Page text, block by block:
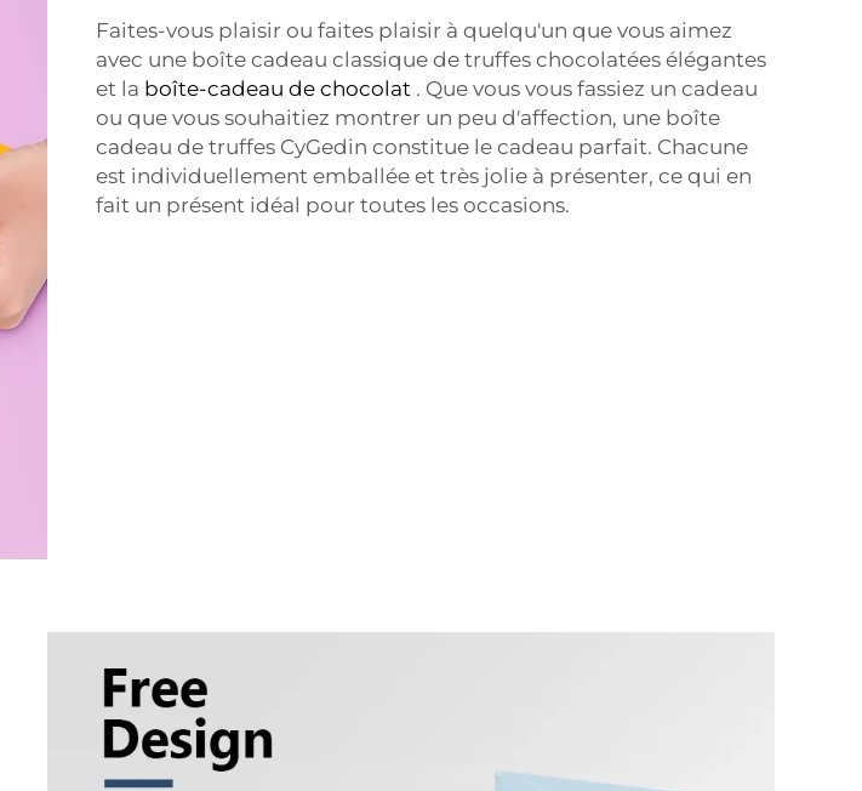
Faites-vous plaisir ou faites plaisir à quelqu'un que vous aimez
avec une boîte cadeau classique de truffes chocolatées élégantes
et la boîte-cadeau de chocolat . Que vous vous fassiez un cadeau
ou que vous souhaitiez montrer un peu d'affection, une boîte
cadeau de truffes CyGedin constitue le cadeau parfait. Chacune
est individuellement emballée et très jolie à présenter, ce qui en
fait un présent idéal pour toutes les occasions.